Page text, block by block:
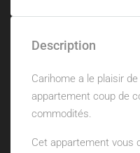
Description
Carihome a le plaisir
appartement coup de
commodités.
Cet appartement vous